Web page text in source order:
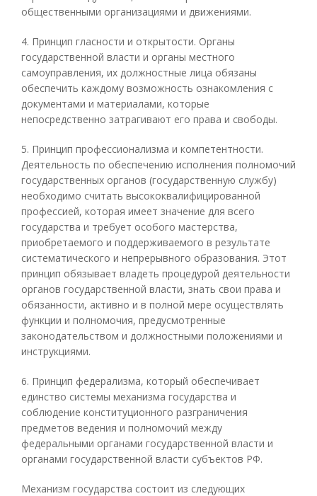
общественными организациями и движениями.
4. Принцип гласности и открытости. Органы
государственной власти и органы местного
самоуправления, их должностные лица обязаны
обеспечить каждому возможность ознакомления с
документами и материалами, которые
непосредственно затрагивают его права и свободы.
5. Принцип профессионализма и компетентности.
Деятельность по обеспечению исполнения полномочий
государственных органов (государственную службу)
необходимо считать высококвалифицированной
профессией, которая имеет значение для всего
государства и требует особого мастерства,
приобретаемого и поддерживаемого в результате
систематического и непрерывного образования. Этот
принцип обязывает владеть процедурой деятельности
органов государственной власти, знать свои права и
обязанности, активно и в полной мере осуществлять
функции и полномочия, предусмотренные
законодательством и должностными положениями и
инструкциями.
6. Принцип федерализма, который обеспечивает
единство системы механизма государства и
соблюдение конституционного разграничения
предметов ведения и полномочий между
федеральными органами государственной власти и
органами государственной власти субъектов РФ.
Механизм государства состоит из следующих